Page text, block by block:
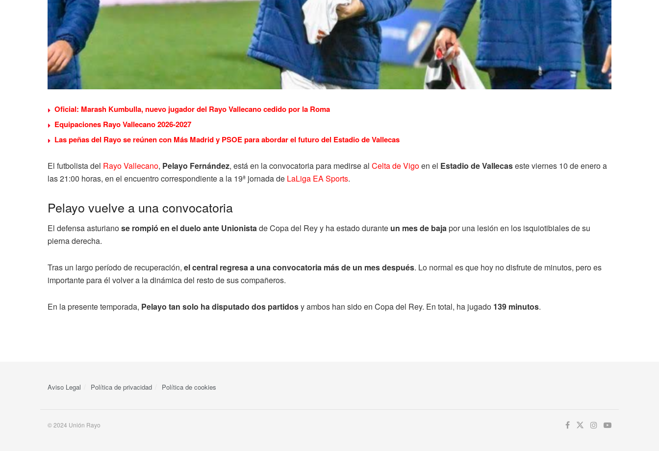
Oficial: Marash Kumbulla, nuevo jugador del Rayo Vallecano cedido por la Roma
Equipaciones Rayo Vallecano 2026-2027
Las peñas del Rayo se reúnen con Más Madrid y PSOE para abordar el futuro del Estadio de Vallecas
El futbolista del Rayo Vallecano, Pelayo Fernández, está en la convocatoria para medirse al Celta de Vigoen el Estadio de Vallecaseste viernes 10 de enero a
las 21:00 horas, en el encuentro correspondiente a la 19ª jornada de LaLiga EA Sports.
Pelayo vuelve a una convocatoria
El defensa asturianose rompió en el duelo ante Unionistade Copa del Rey y ha estado durante un mes de bajapor una lesión en los isquiotibiales de su
pierna derecha.
Tras un largo período de recuperación, el central regresa a una convocatoria más de un mes después. Lo normal es que hoy no disfrute de minutos, pero es
importante para él volver a la dinámica del resto de sus compañeros.
En la presente temporada, Pelayo tan solo ha disputado dos partidosy ambos han sido en Copa del Rey. En total, ha jugado 139 minutos.
Aviso Legal Política de privacidad Política de cookies
© 2024 Unión Rayo